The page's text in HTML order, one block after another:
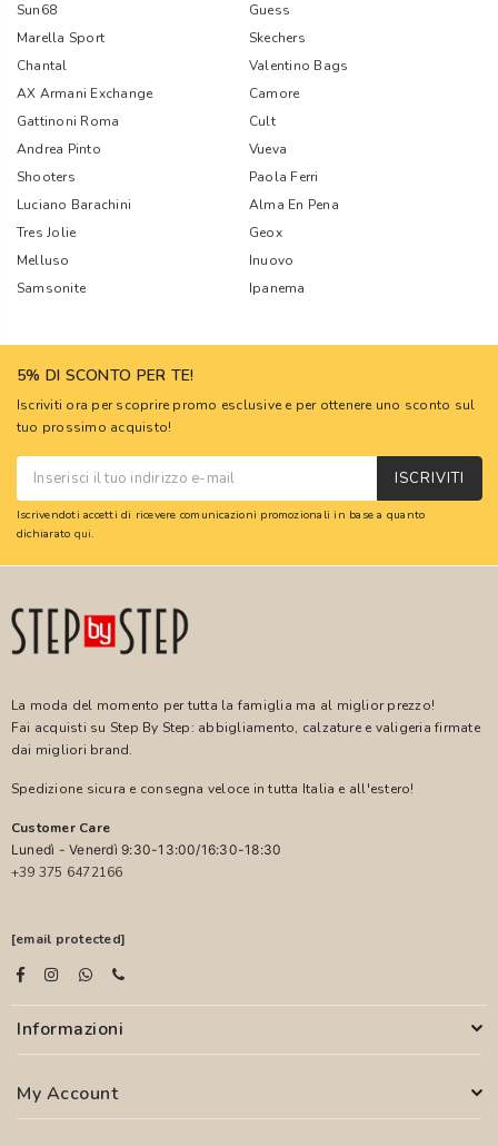
Sun68
Guess
Marella Sport
Skechers
Chantal
Valentino Bags
AX Armani Exchange
Camore
Gattinoni Roma
Cult
Andrea Pinto
Vueva
Shooters
Paola Ferri
Luciano Barachini
Alma En Pena
Tres Jolie
Geox
Melluso
Inuovo
Samsonite
Ipanema
5% DI SCONTO PER TE!
Iscriviti ora per scoprire promo esclusive e per ottenere uno sconto sul
tuo prossimo acquisto!
ISCRIVITI
Iscrivendoti accetti di ricevere comunicazioni promozionali in base a quanto
dichiarato qui.
La moda del momento per tutta la famiglia ma al miglior prezzo!
Fai acquisti su Step By Step: abbigliamento, calzature e valigeria firmate
dai migliori brand.
Spedizione sicura e consegna veloce in tutta Italia e all'estero!
Customer Care
Lunedì - Venerdì 9:30-13:00/16:30-18:30
+39 375 6472166
[email protected]
Informazioni
My Account